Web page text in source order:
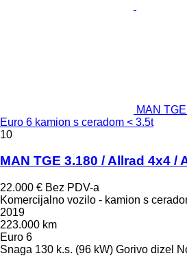
MAN
Euro 6 kamion s ceradom < 3.5t
10
MAN TGE 3.180 / Allrad 4x4 /
22.000 € Bez PDV-a
Komercijalno vozilo - kamion s
2019
223.000 km
Euro 6
Snaga 130 k.s. (96 kW) Gorivo dizel